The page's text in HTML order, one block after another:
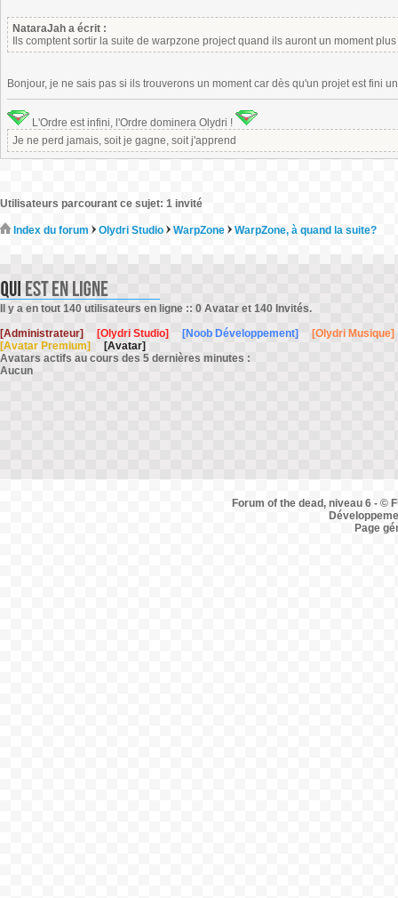
NataraJah a écrit :
Ils comptent sortir la suite de warpzone project quand ils auront un moment
Bonjour, je ne sais pas si ils trouverons un moment car dès qu'un projet est fini
L'Ordre est infini, l'Ordre dominera Olydri !
Je ne perd jamais, soit je gagne, soit j'apprend
Utilisateurs parcourant ce sujet: 1 invité
Index du forum Olydri Studio WarpZone WarpZone, à quand la suite?
Il y a en tout 140 utilisateurs en ligne :: 0 Avatar et 140 Invités.
[Administrateur]
[Olydri Studio] [Noob Développement]
[Olydri Musique]
[Avatar Premium]
[Avatar]
Avatars actifs au cours des 5 dernières minutes :
Aucun
Forum of the dead, niveau 6 - ©
Page